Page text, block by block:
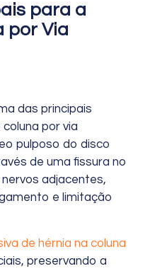
para a
por Via
das principais
por via
pulposo do disco
de uma fissura no
adjacentes,
e limitação
de hérnia na coluna
preservando a